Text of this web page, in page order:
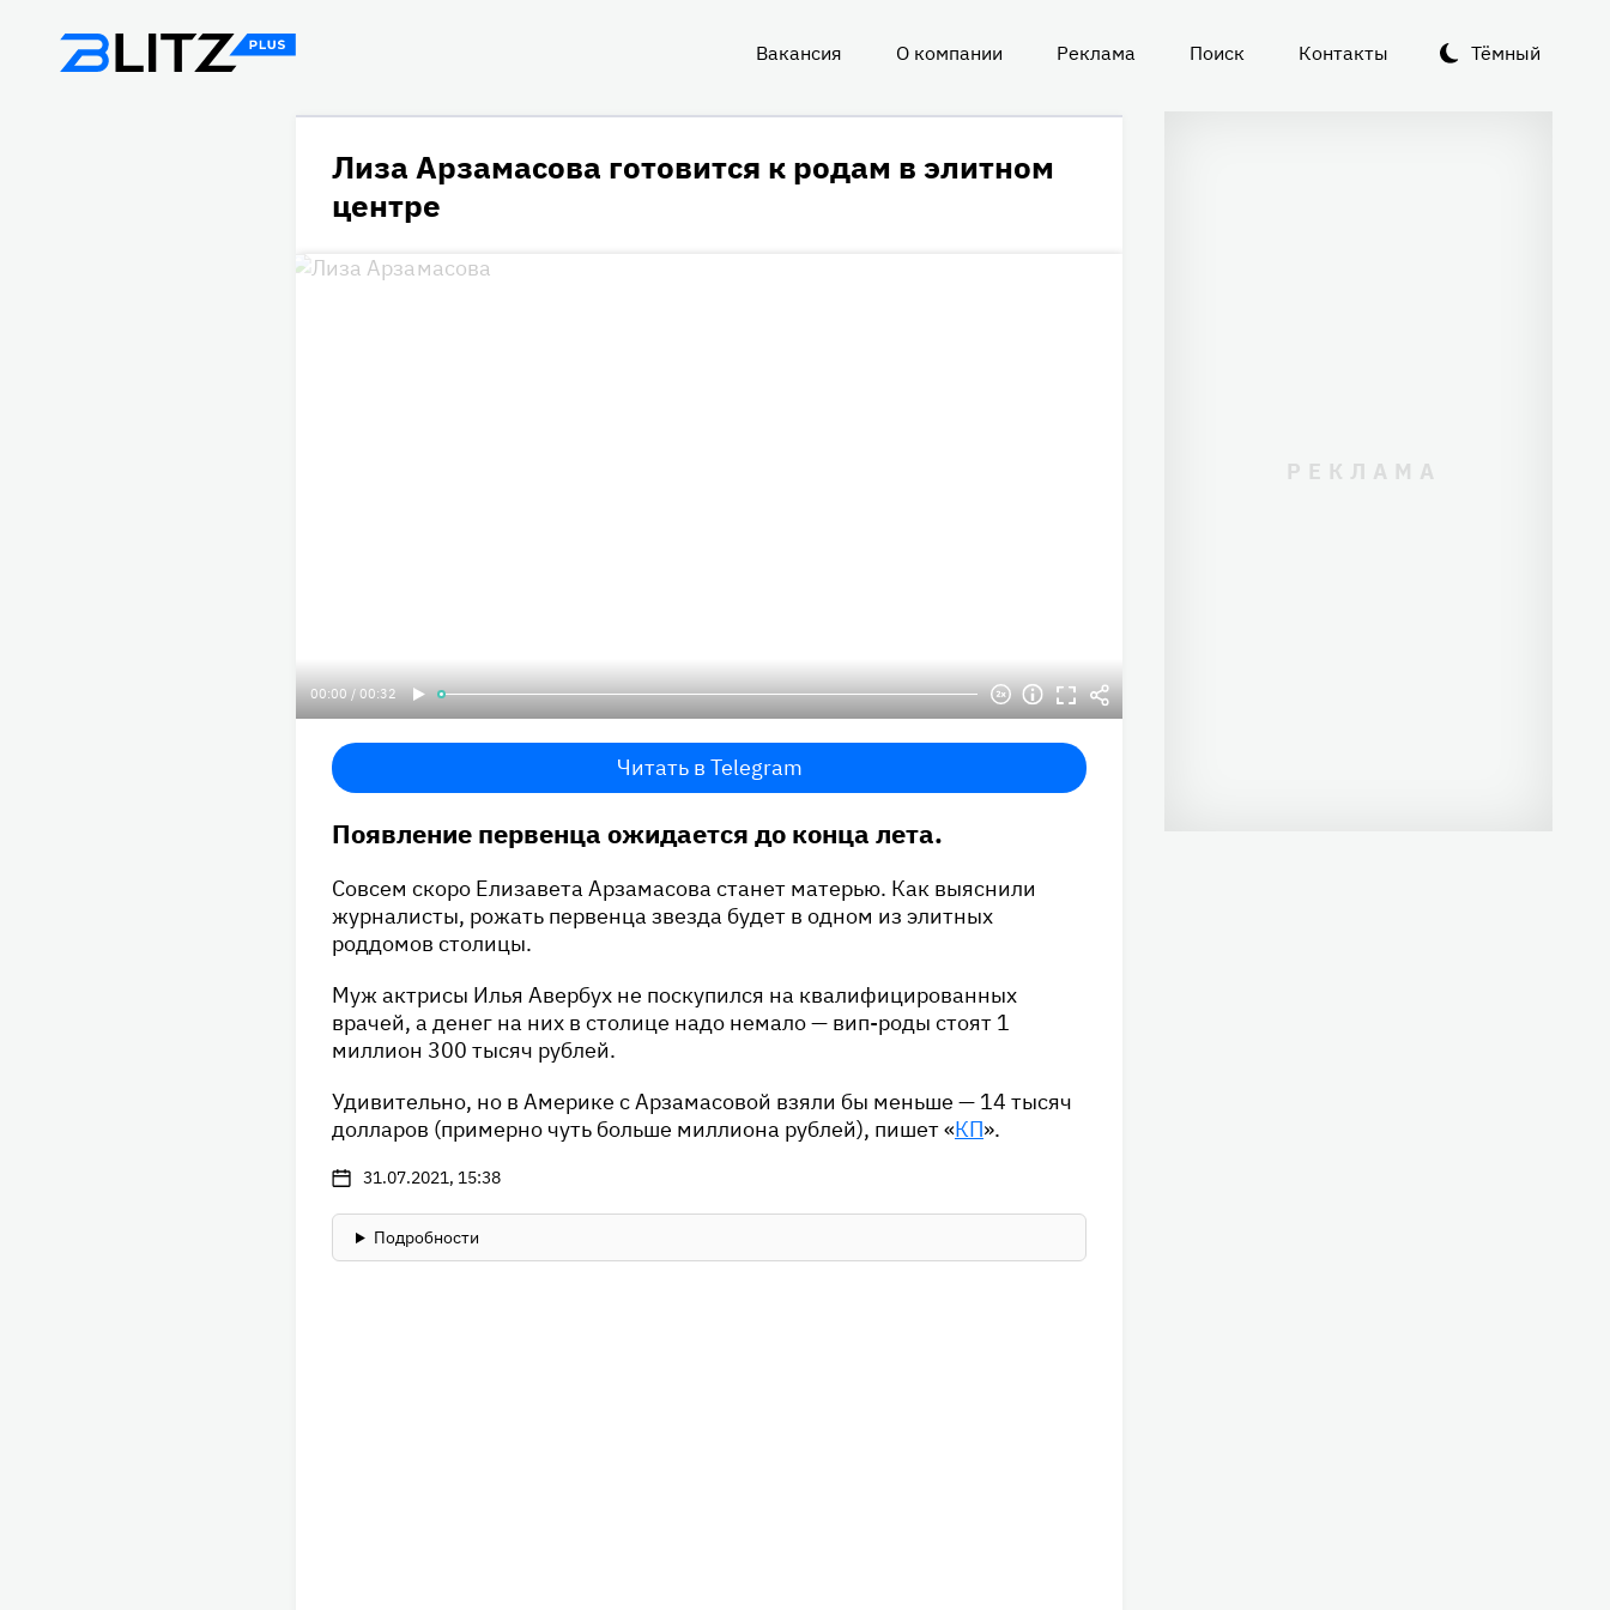
Тёмный
Вакансия О компании Реклама Поиск Контакты
Лиза Арзамасова готовится к родам в элитном
центре
00:00 / 00:32
Читать в Telegram
Появление первенца ожидается до конца лета.
Совсем скоро Елизавета Арзамасова станет матерью. Как выяснили
журналисты, рожать первенца звезда будет в одном из элитных
роддомов столицы.
Муж актрисы Илья Авербух не поскупился на квалифицированных
врачей, а денег на них в столице надо немало — вип-роды стоят 1
миллион 300 тысяч рублей.
Удивительно, но в Америке с Арзамасовой взяли бы меньше — 14 тысяч
долларов (примерно чуть больше миллиона рублей), пишет «КП».
31.07.2021, 15:38
Подробности